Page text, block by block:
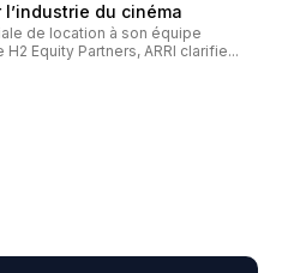
du cinéma
de location à son équipe
Equity Partners, ARRI clarifie...